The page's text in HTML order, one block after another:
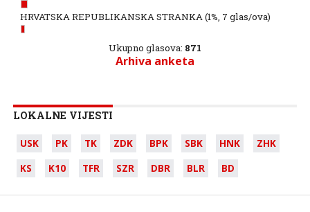
HRVATSKA REPUBLIKANSKA STRANKA(1%, 7 glas/ova)
Ukupno glasova: 871
Arhiva anketa
LOKALNE VIJESTI
USK PK TK ZDK BPK SBK HNK
ZHK
KS
K10 TFR SZR DBR BLR BD